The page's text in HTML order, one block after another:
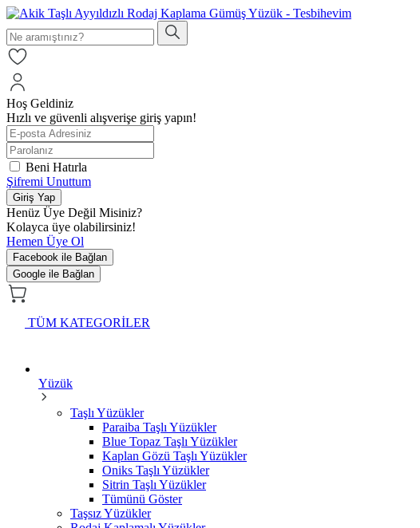
Hoş Geldiniz
Hızlı ve güvenli alışverişe giriş yapın!
Beni Hatırla
Şifremi Unuttum
Giriş Yap
Henüz Üye Değil Misiniz?
Kolayca üye olabilirsiniz!
Hemen Üye Ol
Facebook ile Bağlan
Google ile Bağlan
TÜM KATEGORİLER
Yüzük
Taşlı Yüzükler
Paraiba Taşlı Yüzükler
Blue Topaz Taşlı Yüzükler
Kaplan Gözü Taşlı Yüzükler
Oniks Taşlı Yüzükler
Sitrin Taşlı Yüzükler
Tümünü Göster
Taşsız Yüzükler